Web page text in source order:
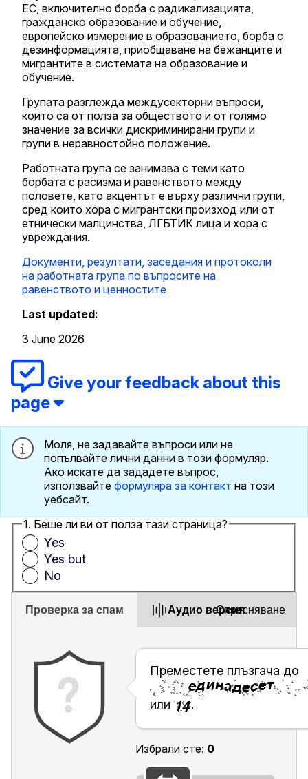
ЕС, включително борба с радикализацията,
гражданско образование и обучение,
европейско измерение в образованието, борба с
дезинформацията, приобщаване на бежанците и
мигрантите в системата на образование и
обучение.
Групата разглежда междусекторни въпроси,
които са от полза за обществото и от голямо
значение за всички дискриминирани групи и
групи в неравностойно положение.
Работната група се занимава с теми като
борбата с расизма и равенството между
половете, като акцентът е върху различни групи,
сред които хора с мигрантски произход или от
етнически малцинства, ЛГБТИК лица и хора с
увреждания.
Документи, резултати, заседания и протоколи
на работната група по въпросите на
равенството и ценностите
Last updated:
3 June 2026
Give your feedback about this
page
Моля, не задавайте въпроси или не
попълвайте лични данни в този формуляр.
Ако искате да зададете въпрос,
използвайте формуляра за контакт на този
уебсайт.
1. Беше ли ви от полза тази страница?
Yes
Yes but
No
Проверка за спам Aудио версия
Преместете плъзгача до
или .
Избрали сте: 0
Опресняване